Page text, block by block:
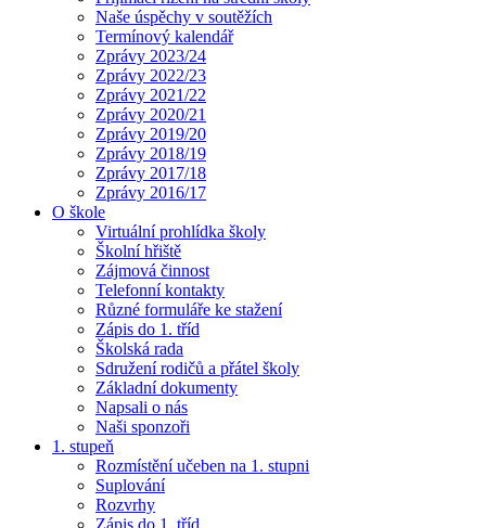
Naše úspěchy v soutěžích
Termínový kalendář
Zprávy 2023/24
Zprávy 2022/23
Zprávy 2021/22
Zprávy 2020/21
Zprávy 2019/20
Zprávy 2018/19
Zprávy 2017/18
Zprávy 2016/17
O škole
Virtuální prohlídka školy
Školní hřiště
Zájmová činnost
Telefonní kontakty
Různé formuláře ke stažení
Zápis do 1. tříd
Školská rada
Sdružení rodičů a přátel školy
Základní dokumenty
Napsali o nás
Naši sponzoři
1. stupeň
Rozmístění učeben na 1. stupni
Suplování
Rozvrhy